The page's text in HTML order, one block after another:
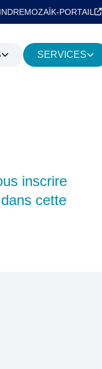
MOZAÏK-PORTAIL
DE
SERVICES
inscrire
cette